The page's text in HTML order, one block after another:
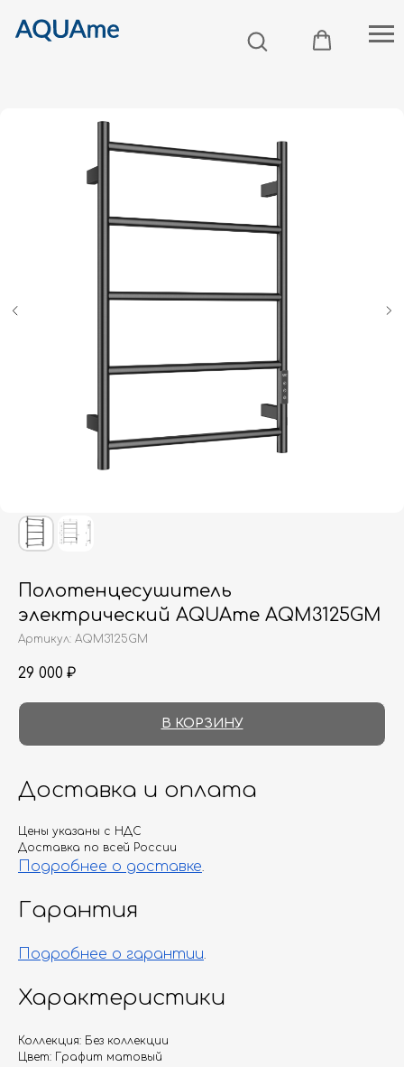
Полотенцесушитель
электрический AQUAme AQM3125GM
Артикул: AQM3125GM
29 000 ₽
В КОРЗИНУ
Доставка и оплата
Цены указаны с НДС
Доставка по всей России
Подробнее о доставке.
Гарантия
Подробнее о гарантии.
Характеристики
Коллекция: Без коллекции
Цвет: Графит матовый